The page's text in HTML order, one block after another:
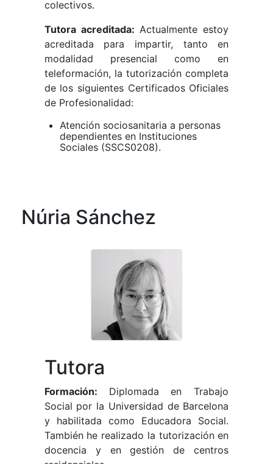
colectivos.
Tutora acreditada: Actualmente estoy
acreditada para impartir, tanto en
modalidad presencial como en
teleformación, la tutorización completa
de los siguientes Certificados Oficiales
de Profesionalidad:
Atención sociosanitaria a personas
dependientes en Instituciones
Sociales (SSCS0208).
Núria Sánchez
Tutora
Formación: Diplomada en Trabajo
Social por la Universidad de Barcelona
y habilitada como Educadora Social.
También he realizado la tutorización en
docencia y en gestión de centros